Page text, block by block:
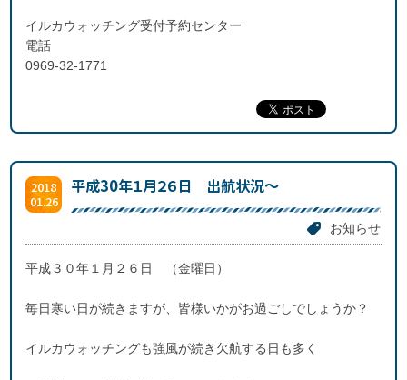
イルカウォッチング受付予約センター
電話
0969-32-1771
2018
01.26
平成30年１月２６日 出航状況～
お知らせ
平成３０年１月２６日 （金曜日）
毎日寒い日が続きますが、皆様いかがお過ごしでしょうか？
イルカウォッチングも強風が続き欠航する日も多く